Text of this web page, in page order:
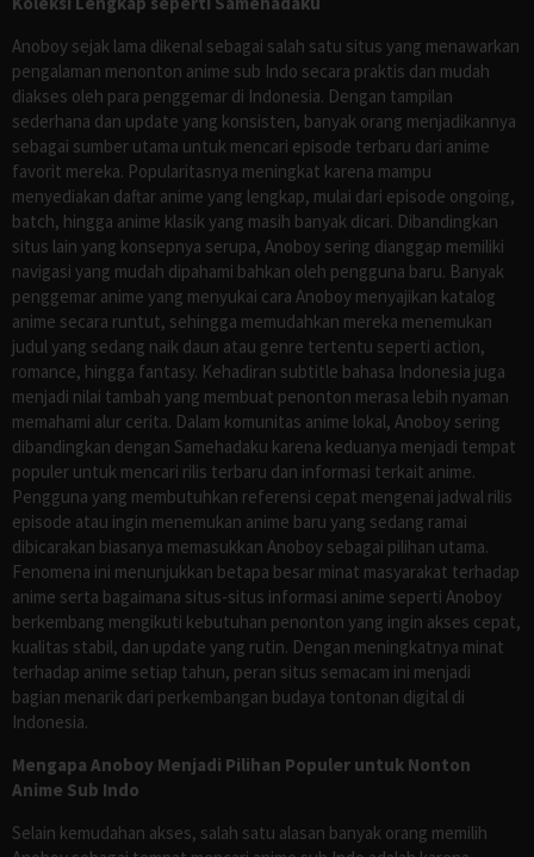
Anoboy sejak lama dikenal sebagai salah satu situs yang menawarkan
pengalaman menonton anime sub Indo secara praktis dan mudah
diakses oleh para penggemar di Indonesia. Dengan tampilan
sederhana dan update yang konsisten, banyak orang menjadikannya
sebagai sumber utama untuk mencari episode terbaru dari anime
favorit mereka. Popularitasnya meningkat karena mampu
menyediakan daftar anime yang lengkap, mulai dari episode ongoing,
batch, hingga anime klasik yang masih banyak dicari. Dibandingkan
situs lain yang konsepnya serupa, Anoboy sering dianggap memiliki
navigasi yang mudah dipahami bahkan oleh pengguna baru. Banyak
penggemar anime yang menyukai cara Anoboy menyajikan katalog
anime secara runtut, sehingga memudahkan mereka menemukan
judul yang sedang naik daun atau genre tertentu seperti action,
romance, hingga fantasy. Kehadiran subtitle bahasa Indonesia juga
menjadi nilai tambah yang membuat penonton merasa lebih nyaman
memahami alur cerita. Dalam komunitas anime lokal, Anoboy sering
dibandingkan dengan Samehadaku karena keduanya menjadi tempat
populer untuk mencari rilis terbaru dan informasi terkait anime.
Pengguna yang membutuhkan referensi cepat mengenai jadwal rilis
episode atau ingin menemukan anime baru yang sedang ramai
dibicarakan biasanya memasukkan Anoboy sebagai pilihan utama.
Fenomena ini menunjukkan betapa besar minat masyarakat terhadap
anime serta bagaimana situs-situs informasi anime seperti Anoboy
berkembang mengikuti kebutuhan penonton yang ingin akses cepat,
kualitas stabil, dan update yang rutin. Dengan meningkatnya minat
terhadap anime setiap tahun, peran situs semacam ini menjadi
bagian menarik dari perkembangan budaya tontonan digital di
Indonesia.
Mengapa Anoboy Menjadi Pilihan Populer untuk Nonton
Anime Sub Indo
Selain kemudahan akses, salah satu alasan banyak orang memilih